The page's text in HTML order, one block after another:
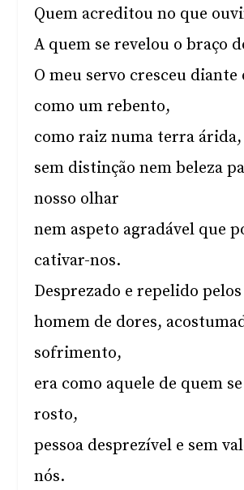
Quem acreditou no que
A quem se revelou o braço
O meu servo cresceu diante
como um rebento,
como raiz numa terra árida,
sem distinção nem beleza
nosso olhar
nem aspeto agradável que
cativar-nos.
Desprezado e repelido
homem de dores,
sofrimento,
era como aquele de quem
rosto,
pessoa desprezível e sem
nós.